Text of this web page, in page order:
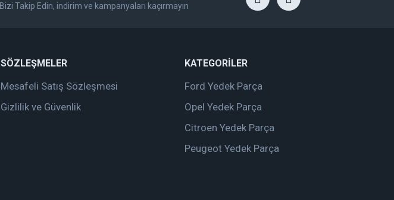
Bizi Takip Edin, indirim ve kampanyaları kaçırmayın
SÖZLEŞMELER
Mesafeli Satış Sözleşmesi
Gizlilik ve Güvenlik
KATEGORİLER
Ford Yedek Parça
Opel Yedek Parça
Citroen Yedek Parça
Peugeot Yedek Parça